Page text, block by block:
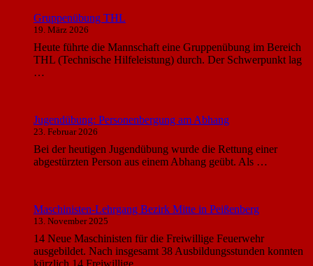
Beiträge
Gruppenübung THL
19. März 2026
Heute führte die Mannschaft eine Gruppenübung im Bereich
THL (Technische Hilfeleistung) durch. Der Schwerpunkt lag
…
Jugendübung: Personenbergung am Abhang
23. Februar 2026
Bei der heutigen Jugendübung wurde die Rettung einer
abgestürzten Person aus einem Abhang geübt. Als …
Maschinisten-Lehrgang Bezirk Mitte in Peißenberg
13. November 2025
14 Neue Maschinisten für die Freiwillige Feuerwehr
ausgebildet. Nach insgesamt 38 Ausbildungsstunden konnten
kürzlich 14 Freiwillige …